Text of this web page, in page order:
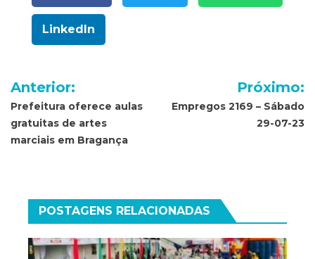
LinkedIn
Navegação
de
Post
Anterior:
Prefeitura oferece aulas
gratuitas de artes
marciais em Bragança
Próximo:
Empregos 2169 – Sábado
29-07-23
POSTAGENS RELACIONADAS